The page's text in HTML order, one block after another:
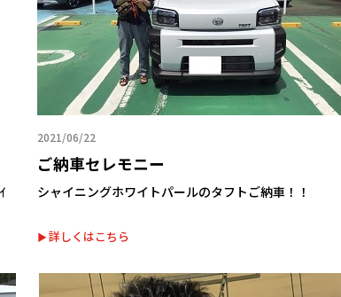
2021/06/22
ご納車セレモニー
シャイニングホワイトパールのタフトご納車！！
詳しくはこちら